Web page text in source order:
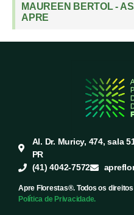
MAUREEN BERTOL -
APRE
Al. Dr. Muricy, 474, sala
PR
(41) 4042-7572
Apre Florestas®. Todos os
Política de Privacidade.